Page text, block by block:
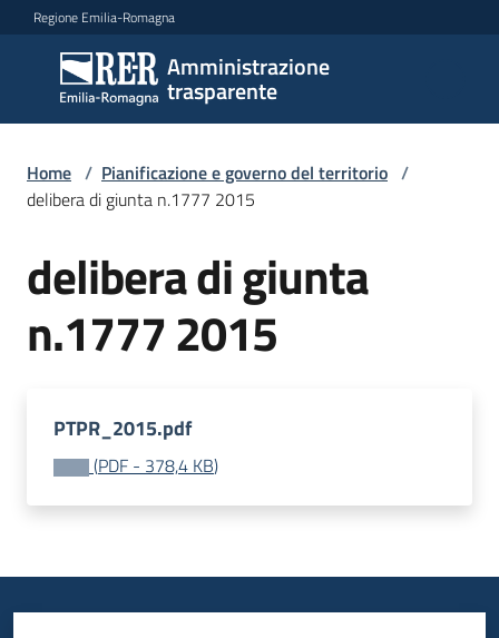
Vai al contenuto
Vai alla navigazione
Vai al footer
Regione Emilia-Romagna
Amministrazione
trasparente
Amministrazione
trasparente
Sottosezioni
Accesso
Home / Pianificazione e governo del territorio /
delibera di giunta n.1777 2015
delibera di giunta
n.1777 2015
PTPR_2015.pdf
(PDF - 378,4 KB)